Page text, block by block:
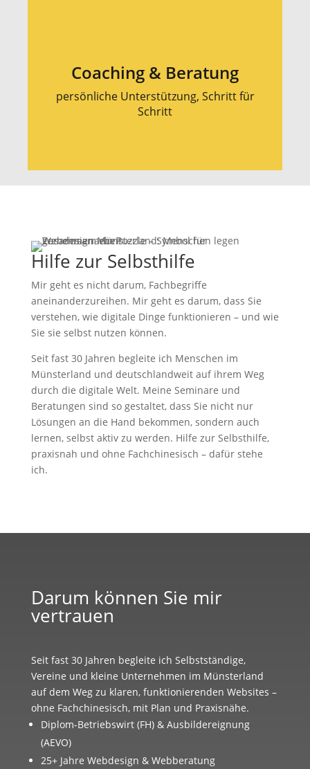
Coaching & Beratung
persönliche Unterstützung, Schritt für
Schritt
Hilfe zur Selbsthilfe
Mir geht es nicht darum, Fachbegriffe
aneinanderzureihen. Mir geht es darum, dass Sie
verstehen, wie digitale Dinge funktionieren – und wie
Sie sie selbst nutzen können.
Seit fast 30 Jahren begleite ich Menschen im
Münsterland und deutschlandweit auf ihrem Weg
durch die digitale Welt. Meine Seminare und
Beratungen sind so gestaltet, dass Sie nicht nur
Lösungen an die Hand bekommen, sondern auch
lernen, selbst aktiv zu werden. Hilfe zur Selbsthilfe,
praxisnah und ohne Fachchinesisch – dafür stehe
ich.
Darum können Sie mir
vertrauen
Seit fast 30 Jahren begleite ich Selbstständige,
Vereine und kleine Unternehmen im Münsterland
auf dem Weg zu klaren, funktionierenden Websites –
ohne Fachchinesisch, mit Plan und Praxisnähe.
Diplom-Betriebswirt (FH) & Ausbildereignung
(AEVO)
25+ Jahre Webdesign & Webberatung